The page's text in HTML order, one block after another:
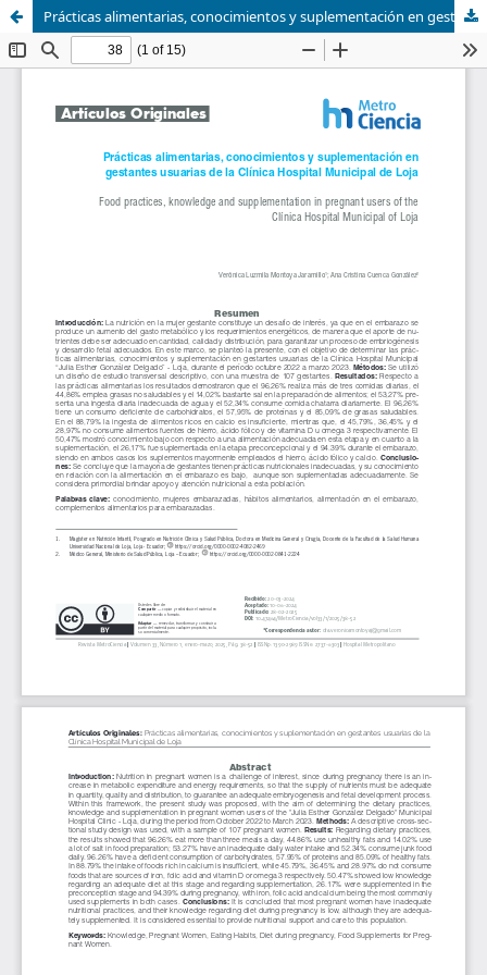
Prácticas alimentarias, conocimientos y suplementación en gestantes usuarias de la Clínica Hospital Municipal de Loja.